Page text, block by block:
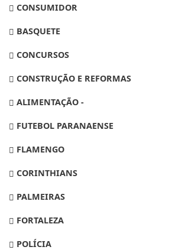
CONSUMIDOR
BASQUETE
CONCURSOS
CONSTRUÇÃO E REFORMAS
ALIMENTAÇÃO -
FUTEBOL PARANAENSE
FLAMENGO
CORINTHIANS
PALMEIRAS
FORTALEZA
POLÍCIA